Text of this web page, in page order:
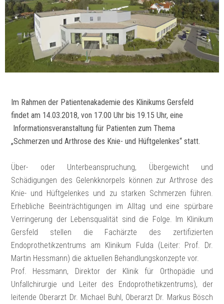
Im Rahmen der Patientenakademie des Klinikums Gersfeld
findet am 14.03.2018, von 17.00 Uhr bis 19.15 Uhr, eine
Informationsveranstaltung für Patienten zum Thema
„Schmerzen und Arthrose des Knie- und Hüftgelenkes“ statt.
Über- oder Unterbeanspruchung, Übergewicht und
Schädigungen des Gelenkknorpels können zur Arthrose des
Knie- und Hüftgelenkes und zu starken Schmerzen führen.
Erhebliche Beeinträchtigungen im Alltag und eine spürbare
Verringerung der Lebensqualität sind die Folge. Im Klinikum
Gersfeld stellen die Fachärzte des zertifizierten
Endoprothetikzentrums am Klinikum Fulda (Leiter: Prof. Dr.
Martin Hessmann) die aktuellen Behandlungskonzepte vor.
Prof. Hessmann, Direktor der Klinik für Orthopädie und
Unfallchirurgie und Leiter des Endoprothetikzentrums), der
leitende Oberarzt Dr. Michael Buhl, Oberarzt Dr. Markus Bösch